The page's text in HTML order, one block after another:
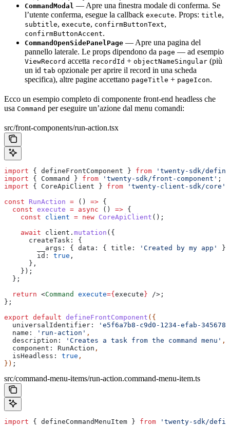
CommandModal — Apre una finestra modale di conferma. Se
l’utente conferma, esegue la callback execute. Props: title,
subtitle, execute, confirmButtonText,
confirmButtonAccent.
CommandOpenSidePanelPage — Apre una pagina del
pannello laterale. Le props dipendono da page — ad esempio
ViewRecord accetta recordId + objectNameSingular (più
un id tab opzionale per aprire il record in una scheda
specifica), altre pagine accettano pageTitle + pageIcon.
Ecco un esempio completo di componente front-end headless che
usa Command per eseguire un’azione dal menu comandi:
src/front-components/run-action.tsx
import { defineFrontComponent } from 'twenty-sdk/
import { Command } from 'twenty-sdk/front-component' ;
import { CoreApiClient } from 'twenty-client-sdk/core'
const RunAction = () => {
  const
execute = async () => {
    const
client = new CoreApiClient ();
    await
client . mutation ({
      createTask:
{
        __args:
{ data: { title: 'Created by my app'
}
        id:
true ,
      },
    });
  };
  return
<Command execute={ execute } /> ;
};
export default defineFrontComponent ({
  universalIdentifier:
'e5f6a7b8-c9d0-1234-efab-
  name:
'run-action' ,
  description:
'Creates a task from the command menu' ,
  component:
RunAction ,
  isHeadless:
true ,
}) ;
src/command-menu-items/run-action.command-menu-item.ts
import { defineCommandMenuItem } from 'twenty-sdk/